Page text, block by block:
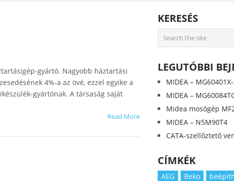
gyártó. Nagyobb háztartási
4%-a az övé, ezzel egyike a
gyártónak. A társaság saját
Read More
KERESÉS
LEGUTÓBBI
MIDEA –
MIDEA –
Midea mosógép
MIDEA – N5M90T4
CATA-szellőztető
CÍMKÉK
AEG Beko